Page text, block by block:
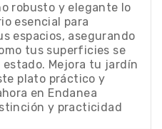
robusto y elegante lo
esencial para
espacios, asegurando
tus superficies se
Mejora tu jardín
plato práctico y
en Endanea
y practicidad